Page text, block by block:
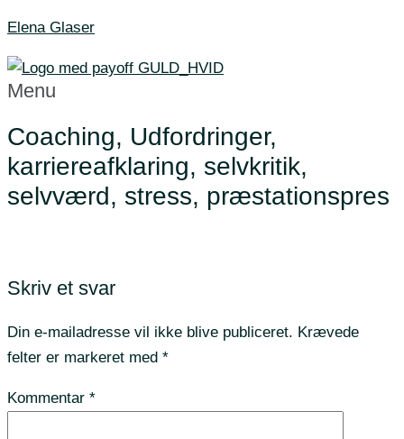
Elena Glaser
Menu
Coaching, Udfordringer,
karriereafklaring, selvkritik,
selvværd, stress, præstationspres
Skriv et svar
Din e-mailadresse vil ikke blive publiceret. Krævede
felter er markeret med *
Kommentar *